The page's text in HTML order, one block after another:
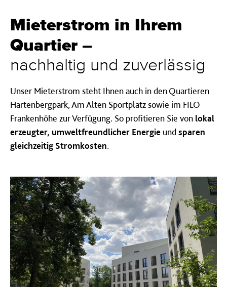
Mieterstrom in Ihrem
Quartier –
nachhaltig und zuverlässig
Unser Mieterstrom steht Ihnen auch in den Quartieren
Hartenbergpark, Am Alten Sportplatz sowie im FILO
Frankenhöhe zur Verfügung. So profitieren Sie von lokal
erzeugter, umweltfreundlicher Energie undsparen
gleichzeitig Stromkosten.